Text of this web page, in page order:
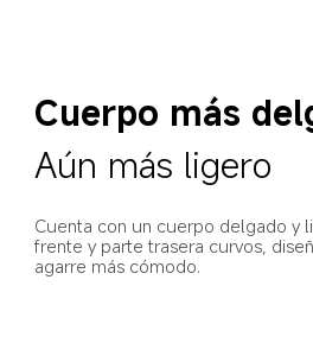
Cuerpo más
Aún más ligero
Cuenta con un cuerpo delgado y
frente y parte trasera curvos,
agarre más cómodo.